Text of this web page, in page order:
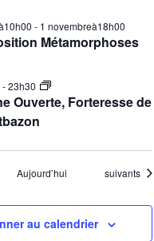
Métamorphoses
- 1 novembreà18h00
Ouverte, Forteresse de
-23h30
Aujourd’hui Évènements
suivants
au calendrier